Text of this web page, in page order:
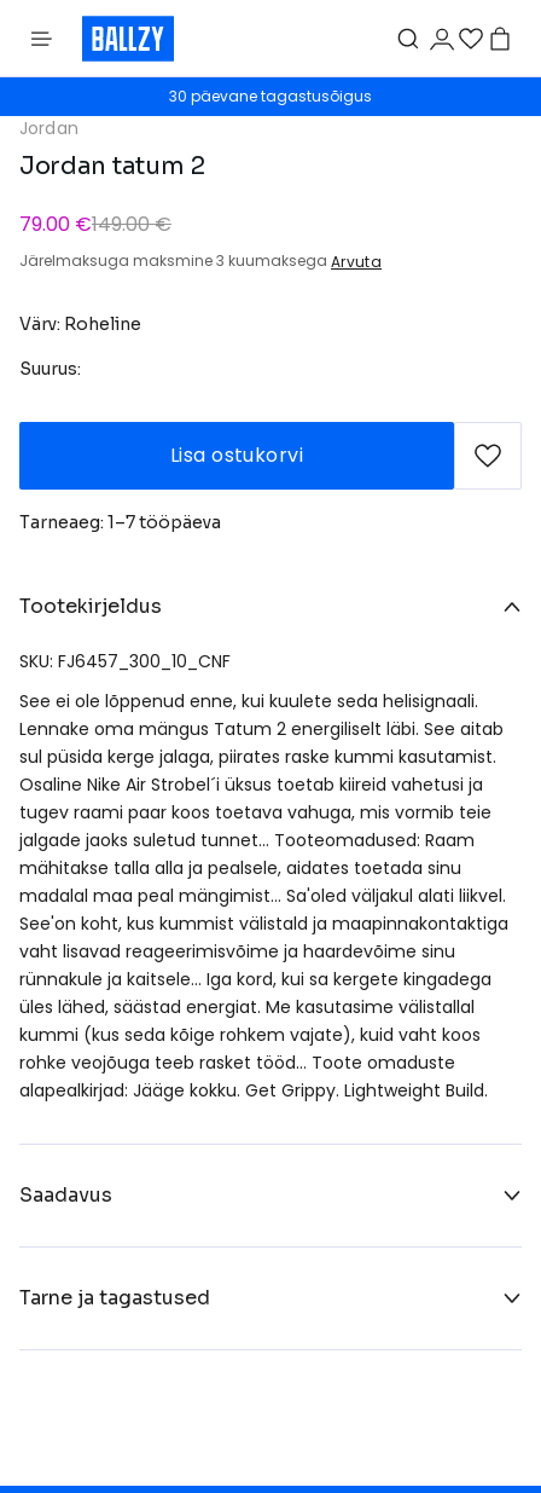
30 päevane tagastusõigus
Jordan
Jordan tatum 2
79.00 €149.00 €
Järelmaksuga maksmine 3 kuumaksega Arvuta
Värv: Roheline
Suurus:
Lisa ostukorvi
Tarneaeg: 1–7 tööpäeva
Tootekirjeldus
SKU: FJ6457_300_10_CNF
See ei ole lõppenud enne, kui kuulete seda helisignaali.
Lennake oma mängus Tatum 2 energiliselt läbi. See aitab
sul püsida kerge jalaga, piirates raske kummi kasutamist.
Osaline Nike Air Strobel´i üksus toetab kiireid vahetusi ja
tugev raami paar koos toetava vahuga, mis vormib teie
jalgade jaoks suletud tunnet… Tooteomadused: Raam
mähitakse talla alla ja pealsele, aidates toetada sinu
madalal maa peal mängimist… Sa'oled väljakul alati liikvel.
See'on koht, kus kummist välistald ja maapinnakontaktiga
vaht lisavad reageerimisvõime ja haardevõime sinu
rünnakule ja kaitsele… Iga kord, kui sa kergete kingadega
üles lähed, säästad energiat. Me kasutasime välistallal
kummi (kus seda kõige rohkem vajate), kuid vaht koos
rohke veojõuga teeb rasket tööd… Toote omaduste
alapealkirjad: Jääge kokku. Get Grippy. Lightweight Build.
Saadavus
Tarne ja tagastused